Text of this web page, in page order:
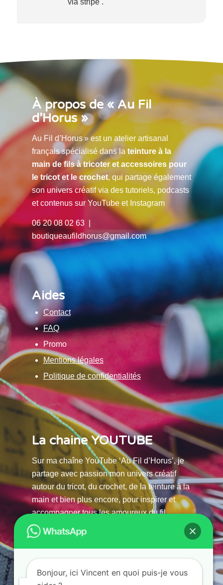
via stripe .
À propos de « Au Fil
d’Horus »
Au Fil d’Horus » est un atelier artisanal
français spécialisé dans la teinture à la
main de fils à tricoter et accessoires pour
le tricot et le crochet, qui partage également
son univers créatif via des tutoriels, podcasts
et contenus sur YouTube et Instagram
06 20 08 02 63 |
boutiqueaufildhorus@gmail.com
Aides
Contact
FAQ
Promo
Mentions légales
Politique de confidentialités
La chaine YOUTUBE
Sur ma chaîne YouTube ‘Au Fil d’Horus’, je
partage avec passion mon univers créatif
autour du tricot, du crochet, de la teinture à la
main et bien plus encore, pour inspirer et
accompagner tous les amoureux du fil.
Bonjour, ici Vincent en quoi puis-je vous